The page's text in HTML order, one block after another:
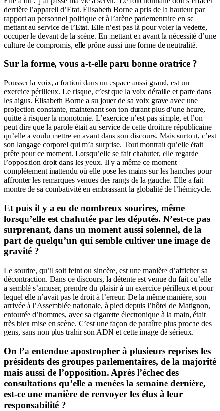
derrière l’appareil d’Etat. Élisabeth Borne a pris de la hauteur par
rapport au personnel politique et à l’arène parlementaire en se
mettant au service de l’Etat. Elle n’est pas là pour voler la vedette,
occuper le devant de la scène. En mettant en avant la nécessité d’une
culture de compromis, elle prône aussi une forme de neutralité.
Sur la forme, vous a-t-elle paru bonne oratrice ?
Pousser la voix, a fortiori dans un espace aussi grand, est un
exercice périlleux. Le risque, c’est que la voix déraille et parte dans
les aigus. Élisabeth Borne a su jouer de sa voix grave avec une
projection constante, maintenant son ton durant plus d’une heure,
quitte à risquer la monotonie. L’exercice n’est pas simple, et l’on
peut dire que la parole était au service de cette droiture républicaine
qu’elle a voulu mettre en avant dans son discours. Mais surtout, c’est
son langage corporel qui m’a surprise. Tout montrait qu’elle était
prête pour ce moment. Lorsqu’elle se fait chahuter, elle regarde
l’opposition droit dans les yeux. Il y a même ce moment
complètement inattendu où elle pose les mains sur les hanches pour
affronter les remarques venues des rangs de la gauche. Elle a fait
montre de sa combativité en embrassant la globalité de l’hémicycle.
Et puis il y a eu de nombreux sourires, même
lorsqu’elle est chahutée par les députés. N’est-ce pas
surprenant, dans un moment aussi solennel, de la
part de quelqu’un qui semble cultiver une image de
gravité ?
Le sourire, qu’il soit feint ou sincère, est une manière d’afficher sa
décontraction. Dans ce discours, la détente est venue du fait qu’elle
a semblé s’amuser, prendre du plaisir à un exercice périlleux et pour
lequel elle n’avait pas le droit à l’erreur. De la même manière, son
arrivée à l’Assemblée nationale, à pied depuis l’hôtel de Matignon,
entourée d’hommes, avec sa cigarette électronique à la main, était
très bien mise en scène. C’est une façon de paraître plus proche des
gens, sans non plus trahir son ADN et cette image de sérieux.
On l’a entendue apostropher à plusieurs reprises les
présidents des groupes parlementaires, de la majorité
mais aussi de l’opposition. Après l’échec des
consultations qu’elle a menées la semaine dernière,
est-ce une manière de renvoyer les élus à leur
responsabilité ?